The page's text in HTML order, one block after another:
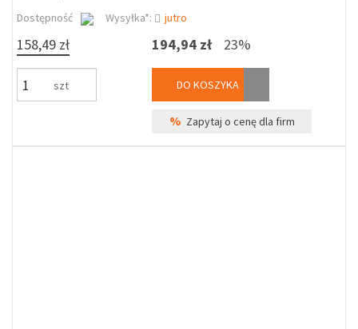
Dostępność
Wysyłka*: jutro
158,49 zł
szt
194,94 zł 23%
DO KOSZYKA
% Zapytaj o cenę dla firm